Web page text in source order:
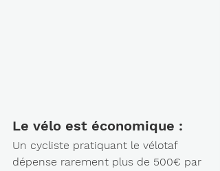
Le vélo est économique :
Un cycliste pratiquant le vélotaf
dépense rarement plus de 500€ par